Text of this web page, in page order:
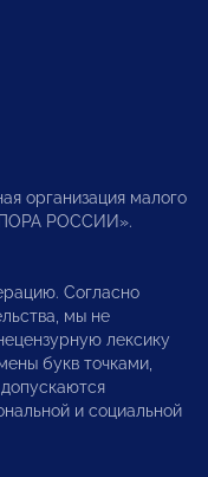
организация малого
РОССИИ».
Согласно
мы не
лексику
букв точками,
и социальной